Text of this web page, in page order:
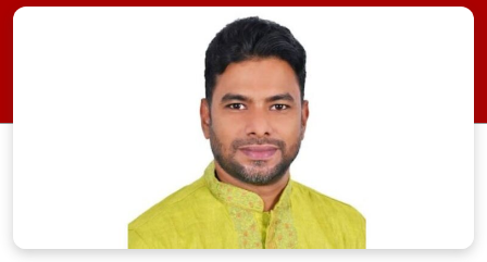
তাকে কেন্দ্রীয় কৃষি বিষয়ক সম্পাদক হিসেবে
দায়িত্ব দেওয়া হয়েছে। বৃহস্পতিবার বিএনপির
সিনিয়র যুগ্ম মহাসচিব রুহুল কবির রিজভী
স্বাক্ষরিত এক বিজ্ঞপ্তিতে নতুন কমিটির
অনুমোদনের বিষয়টি জানানো হয়। কমিটিতে
আব্দুল মোনায়েম মুন্নাকে সভাপতি […]